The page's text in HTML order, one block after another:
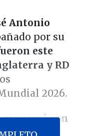
Antonio
por su
este
y RD
2026.
con
está